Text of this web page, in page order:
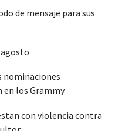
de mensaje para sus
agosto
nominaciones
en los Grammy
con violencia contra